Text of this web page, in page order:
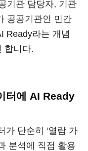
기관 담당자, 기관
공공기관인 민간
Ready라는 개념
합니다.
터에 AI Ready
가 단순히 ‘열람 가
분석에 직접 활용